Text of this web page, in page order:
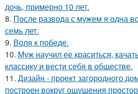
дочь, примерно 10 лет.
8. После развода с мужем я одна
семь лет.
9. Воля к победе.
10. Муж научил ее краситься,
классику и вести себя в обществе.
11. Дизайн - проект загородного
построен вокруг ощущения